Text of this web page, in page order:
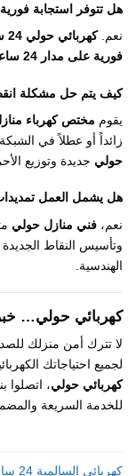
هل تتوفر استجابة فورية
نعم.كهربائي حولي 24 ساعة
فورية على مدار 24 ساعة
كيف يتم حل مشكلة
يقوم مختص كهرباء
زائداً أو عطلاً في
حولي جديدة وتوزيع
هل يشمل العمل
نعم، فني منازل حولي
وتأسيس النقاط الجديدة
الهندسية.
كهربائي حولي…
لا تترك أمن منزلك
لجميع احتياجاتك
كهربائي حولي، اتصلوا
للخدمة السريعة